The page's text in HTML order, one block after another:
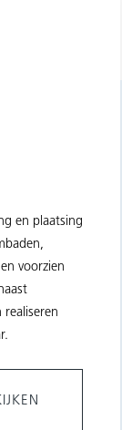
en plaatsing
voorzien